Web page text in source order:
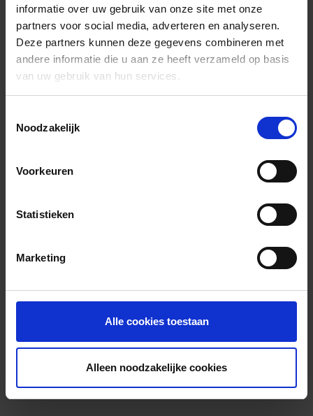
informatie over uw gebruik van onze site met onze
partners voor social media, adverteren en analyseren.
Deze partners kunnen deze gegevens combineren met
andere informatie die u aan ze heeft verzameld op basis
van uw gebruik van hun services.
Noodzakelijk
Voorkeuren
Statistieken
Marketing
Alle cookies toestaan
Alleen noodzakelijke cookies